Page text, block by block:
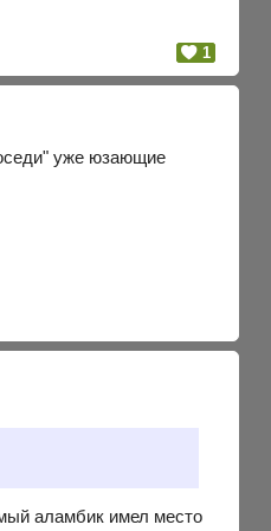
1
уже юзающие
аламбик имел место